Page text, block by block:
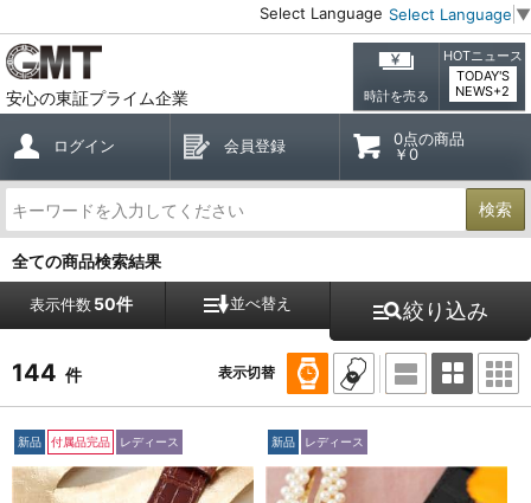
Select Language Select Language ▼
安心の東証プライム企業 時計を売る
HOTニュース
TODAY'S
NEWS+2
ログイン 会員登録
0点の商品
￥0
検索
全ての商品検索結果
表示件数50件 並べ替え 絞り込み
144 件 表示切替
新品 付属品完品 レディース 新品 レディース